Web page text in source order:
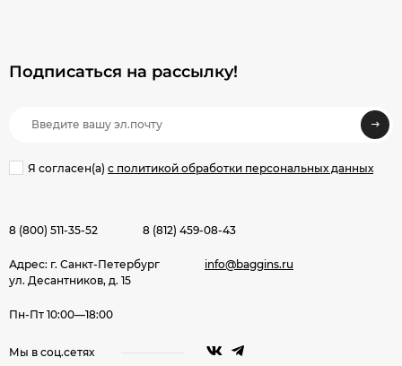
Подписаться на рассылкy!
Я согласен(a) с политикой обработки персональных данных
8 (800) 511-35-52 8 (812) 459-08-43
Адрес: г. Санкт-Петербург
ул. Десантников, д. 15
info@baggins.ru
Пн-Пт 10:00—18:00
Мы в соц.сетях